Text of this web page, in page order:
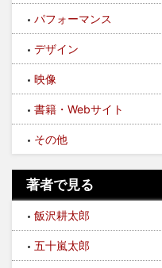
パフォーマンス
デザイン
映像
書籍・Webサイト
その他
著者で見る
飯沢耕太郎
五十嵐太郎